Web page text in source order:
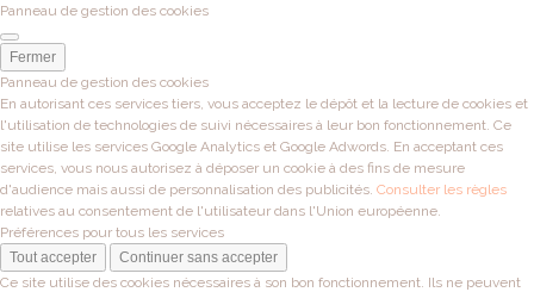
Panneau de gestion des cookies
Fermer
Panneau de gestion des cookies
En autorisant ces services tiers, vous acceptez le dépôt et la lecture de cookies et
l'utilisation de technologies de suivi nécessaires à leur bon fonctionnement. Ce
site utilise les services Google Analytics et Google Adwords. En acceptant ces
services, vous nous autorisez à déposer un cookie à des fins de mesure
d'audience mais aussi de personnalisation des publicités. Consulter les règles
relatives au consentement de l'utilisateur dans l'Union européenne.
Préférences pour tous les services
Tout accepter
Continuer sans accepter
Ce site utilise des cookies nécessaires à son bon fonctionnement. Ils ne peuvent